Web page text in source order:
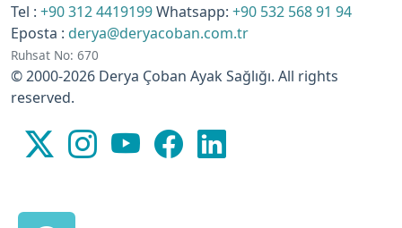
Tel : +90 312 4419199Whatsapp: +90 532 568 91 94
Eposta : derya@deryacoban.com.tr
Ruhsat No: 670
© 2000-2026 Derya Çoban Ayak Sağlığı. All rights
reserved.